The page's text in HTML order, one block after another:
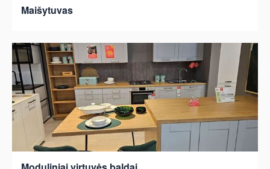
Maišytuvas